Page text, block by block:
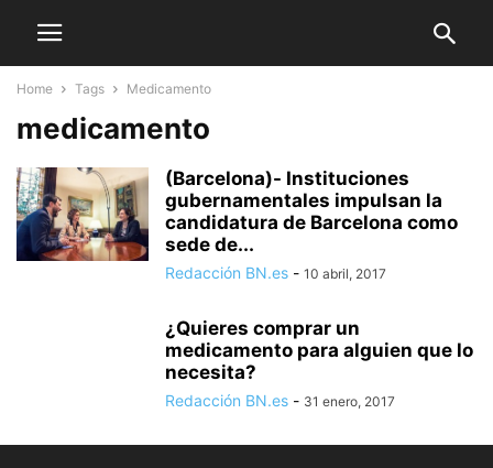
Home Tags Medicamento
medicamento
(Barcelona)- Instituciones
gubernamentales impulsan la
candidatura de Barcelona como
sede de...
Redacción BN.es - 10 abril, 2017
¿Quieres comprar un
medicamento para alguien que lo
necesita?
Redacción BN.es - 31 enero, 2017